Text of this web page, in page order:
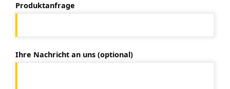
Produktanfrage
Ihre Nachricht an uns (optional)